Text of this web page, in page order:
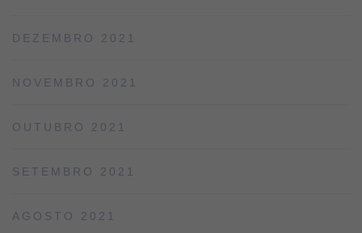
DEZEMBRO 2021
NOVEMBRO 2021
OUTUBRO 2021
SETEMBRO 2021
AGOSTO 2021